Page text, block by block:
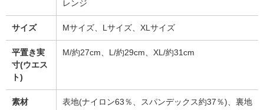
レンジ
サイズ Mサイズ、Lサイズ、XLサイズ
平置き実
寸(ウエス
ト)
M/約27cm、L/約29cm、XL/約31cm
素材
表地(ナイロン63％、スパンデックス約37％)、裏地